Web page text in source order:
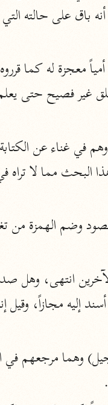
نحو مجلد
نحو ٤ مجلدات
أيسر التفاسير
القرآن – تدبّر وعمل
شركة الخبرات الذكية
تفسير القرآن الكريم
ابن عثيمين (١٤٢١ هـ)
والسيوطي (٨٦٤، ٩١١ هـ)
نحو مجلد